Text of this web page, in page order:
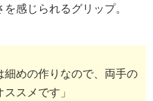
感じられるグリップ。
細めの作りなので、両手の
スメです」